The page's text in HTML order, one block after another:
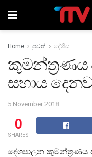
Home පුවත් දේශීය
කුමන්ත‍්‍රණය
සහාය
5 November 2018
0
SHARES
දේශපාලන කුමන්ත‍්‍රණය